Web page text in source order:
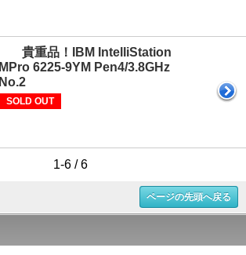
貴重品！IBM IntelliStation
MPro 6225-9YM Pen4/3.8GHz
No.2
SOLD OUT
1-6 / 6
ページの先頭へ戻る